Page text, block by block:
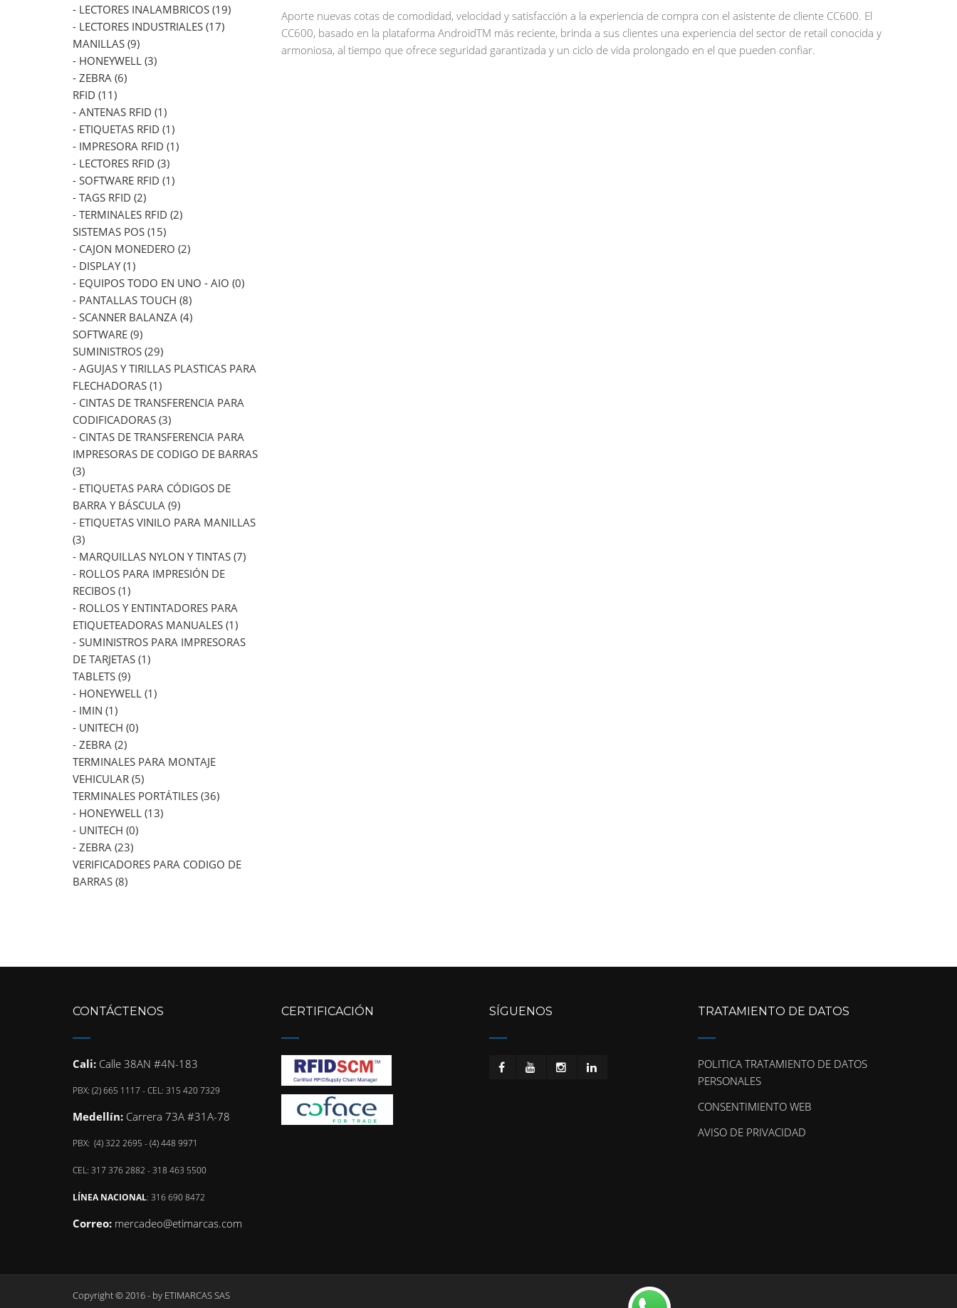
Aporte nuevas cotas de comodidad, velocidad y satisfacción a la experiencia de compra con el asistente de cliente CC600. El
CC600, basado en la plataforma AndroidTM más reciente, brinda a sus clientes una experiencia del sector de retail conocida y
armoniosa, al tiempo que ofrece seguridad garantizada y un ciclo de vida prolongado en el que pueden confiar.
- LECTORES INALAMBRICOS (19)
- LECTORES INDUSTRIALES (17)
MANILLAS (9)
- HONEYWELL (3)
- ZEBRA (6)
RFID (11)
- ANTENAS RFID (1)
- ETIQUETAS RFID (1)
- IMPRESORA RFID (1)
- LECTORES RFID (3)
- SOFTWARE RFID (1)
- TAGS RFID (2)
- TERMINALES RFID (2)
SISTEMAS POS (15)
- CAJON MONEDERO (2)
- DISPLAY (1)
- EQUIPOS TODO EN UNO - AIO (0)
- PANTALLAS TOUCH (8)
- SCANNER BALANZA (4)
SOFTWARE (9)
SUMINISTROS (29)
- AGUJAS Y TIRILLAS PLASTICAS PARA
FLECHADORAS (1)
- CINTAS DE TRANSFERENCIA PARA
CODIFICADORAS (3)
- CINTAS DE TRANSFERENCIA PARA
IMPRESORAS DE CODIGO DE BARRAS
(3)
- ETIQUETAS PARA CÓDIGOS DE
BARRA Y BÁSCULA (9)
- ETIQUETAS VINILO PARA MANILLAS
(3)
- MARQUILLAS NYLON Y TINTAS (7)
- ROLLOS PARA IMPRESIÓN DE
RECIBOS (1)
- ROLLOS Y ENTINTADORES PARA
ETIQUETEADORAS MANUALES (1)
- SUMINISTROS PARA IMPRESORAS
DE TARJETAS (1)
TABLETS (9)
- HONEYWELL (1)
- IMIN (1)
- UNITECH (0)
- ZEBRA (2)
TERMINALES PARA MONTAJE
VEHICULAR (5)
TERMINALES PORTÁTILES (36)
- HONEYWELL (13)
- UNITECH (0)
- ZEBRA (23)
VERIFICADORES PARA CODIGO DE
BARRAS (8)
CONTÁCTENOS
Cali: Calle 38AN #4N-183
PBX: (2) 665 1117 - CEL: 315 420 7329
Medellín: Carrera 73A #31A-78
PBX: (4) 322 2695 - (4) 448 9971
CEL: 317 376 2882 - 318 463 5500
LÍNEA NACIONAL: 316 690 8472
Correo: mercadeo@etimarcas.com
CERTIFICACIÓN SÍGUENOS TRATAMIENTO DE DATOS
POLITICA TRATAMIENTO DE DATOS
PERSONALES
CONSENTIMIENTO WEB
AVISO DE PRIVACIDAD
Copyright © 2016 - by ETIMARCAS SAS